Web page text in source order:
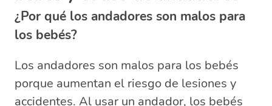
¿Por qué los andadores son malos para
los bebés?
Los andadores son malos para los bebés
porque aumentan el riesgo de lesiones y
accidentes. Al usar un andador, los bebés